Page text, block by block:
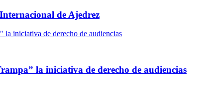
de Ajedrez
la iniciativa de derecho de audiencias